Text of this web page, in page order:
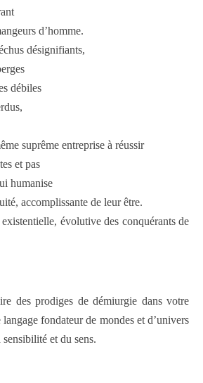
d’homme.
désignifiants,
débiles
suprême entreprise à réussir
et pas
humanise
accomplissante de leur être.
évolutive des conquérants de
des prodiges de démiurgie dans votre
fondateur de mondes et d’univers
et du sens.